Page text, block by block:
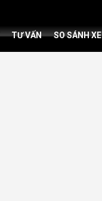
TƯ VẤN SO SÁNH XE